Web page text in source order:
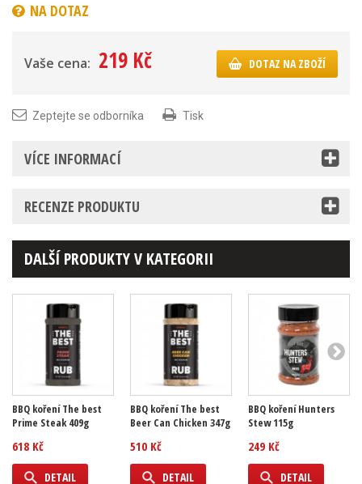
NA DOTAZ
Vaše cena: 219 Kč DOTAZ NA ZBOŽÍ
Zeptejte se odborníka Tisk
VÍCE INFORMACÍ
RECENZE PRODUKTU
DALŠÍ PRODUKTY V KATEGORII
BBQ koření The best
Prime Steak 409g
618 Kč
DETAIL
BBQ koření The best
Beer Can Chicken 347g
510 Kč
DETAIL
BBQ koření Hunters
Stew 115g
249 Kč
DETAIL